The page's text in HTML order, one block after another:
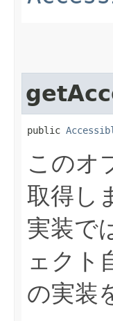
public
このオ
取得し
実装で
ェクト
の実装